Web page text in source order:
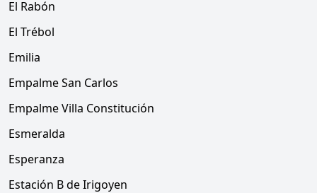
El Rabón
El Trébol
Emilia
Empalme San Carlos
Empalme Villa Constitución
Esmeralda
Esperanza
Estación B de Irigoyen